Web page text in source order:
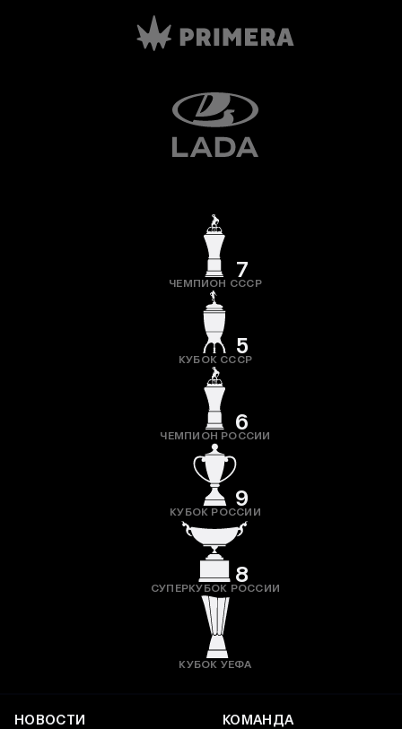
7
ЧЕМПИОН СССР
5
КУБОК СССР
6
ЧЕМПИОН РОССИИ
9
КУБОК РОССИИ
8
СУПЕРКУБОК РОССИИ
КУБОК УЕФА
НОВОСТИ КОМАНДА